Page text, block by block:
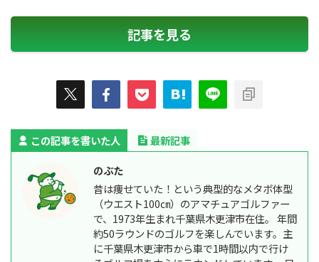
記事を見る
この記事を書いた人
最新記事
のぶた
昔は痩せていた！という典型的なメタボ体型
（ウエスト100㎝）のアマチュアゴルファー
で、1973年生まれ千葉県木更津市在住。 年間
約50ラウンドのゴルフを楽しんでいます。主
に千葉県木更津市から車で1時間以内で行け